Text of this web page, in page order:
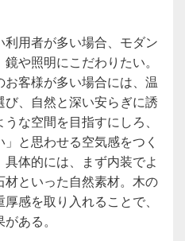
用者が多い場合、モダン
や照明にこだわりたい。
客様が多い場合には、温
、自然と深い安らぎに誘
な空間を目指すにしろ、
」と思わせる空気感をつく
体的には、まず内装でよ
材といった自然素材。木の
感を取り入れることで、
ある。